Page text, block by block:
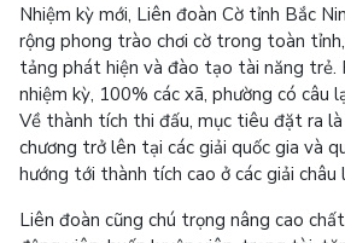
Nhiệm kỳ mới, Liên đoàn Cờ tỉnh Bắc
rộng phong trào chơi cờ trong toàn
tảng phát hiện và đào tạo tài năng trẻ.
nhiệm kỳ, 100% các xã, phường có câu
Về thành tích thi đấu, mục tiêu đặt ra
chương trở lên tại các giải quốc gia và
hướng tới thành tích cao ở các giải châu
Liên đoàn cũng chú trọng nâng cao